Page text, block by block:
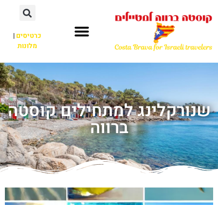
כרטיסים|
מלונות
שנורקלינג למתחילים קוסטה
ברווה